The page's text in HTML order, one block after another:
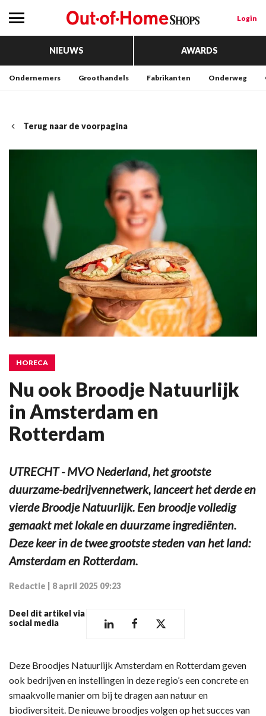
Login
NIEUWS AWARDS
Ondernemers Groothandels Fabrikanten Onderweg
Terug naar de voorpagina
HORECA
Nu ook Broodje Natuurlijk
in Amsterdam en
Rotterdam
UTRECHT - MVO Nederland, het grootste
duurzame-bedrijvennetwerk, lanceert het derde en
vierde Broodje Natuurlijk. Een broodje volledig
gemaakt met lokale en duurzame ingrediënten.
Deze keer in de twee grootste steden van het land:
Amsterdam en Rotterdam.
Redactie 8 april 2025 09:23
Deel dit artikel via
social media
Deze Broodjes Natuurlijk Amsterdam en Rotterdam geven
ook bedrijven en instellingen in deze regio’s een concrete en
smaakvolle manier om bij te dragen aan natuur en
biodiversiteit. De nieuwe broodjes volgen op het succes van